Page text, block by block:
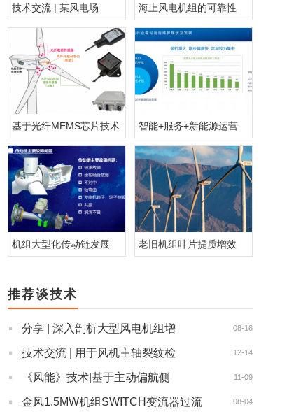
技术交流 | 某风电场 海上风电机组的可靠性
基于光纤MEMS芯片技术 智能+服务+新能源运营
机组大型化传动链发展 老旧机组叶片提质增效
推荐谈技术
· 分享 | 深入剖析大型风电机组增 08-16
· 技术交流 | 用于风机主轴裂纹检 12-14
· ​《风能》技术|基于主动偏航侧 11-09
· 金风1.5MW机组SWITCH变流器过流 08-04